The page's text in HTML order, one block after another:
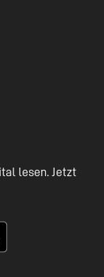
lesen. Jetzt